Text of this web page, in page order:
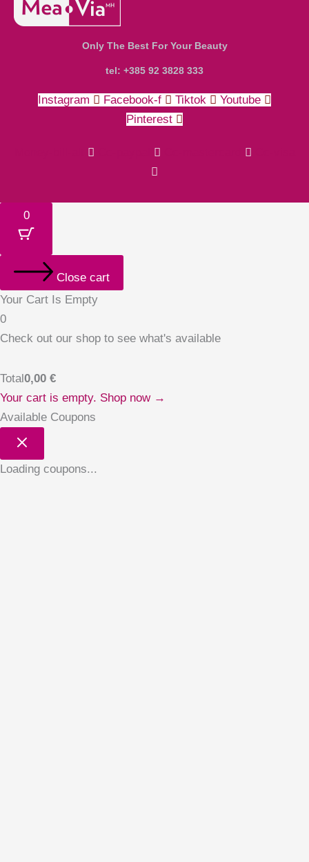
Only The Best For Your Beauty
tel: +385 92 3828 333
Instagram Facebook-f Tiktok
Youtube
Pinterest
0
Close cart
Your Cart Is Empty
0
Check out our shop to see what's available
Total0,00 €
Your cart is empty. Shop now →
Available Coupons
Loading coupons...